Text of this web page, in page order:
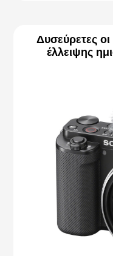
Δυσεύρετες
έλλειψης